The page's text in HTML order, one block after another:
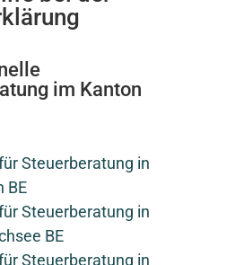
im Kanton
Steuerberatung in
BE
Steuerberatung in
BE
Steuerberatung in